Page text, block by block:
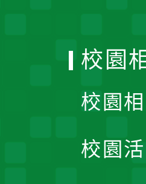
校園
校園
校園